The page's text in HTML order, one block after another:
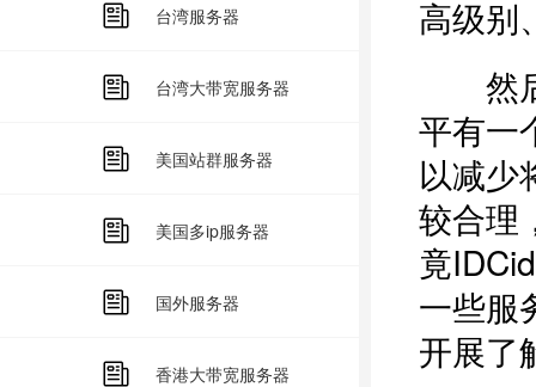
台湾服务器
台湾大带宽服务器
美国站群服务器
美国多ip服务器
国外服务器
香港大带宽服务器
高级别
然后
平有一
以减少
较合理
竟
一些服
开展了